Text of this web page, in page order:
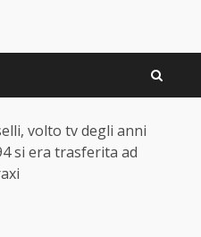
volto tv degli anni
si era trasferita ad